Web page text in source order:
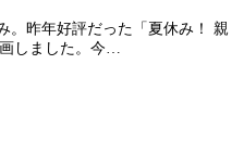
。昨年好評だった「夏休み！ 親
しました。今…